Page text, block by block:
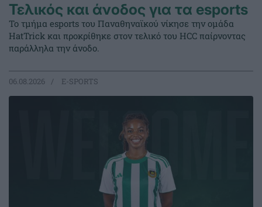
Τελικός και άνοδος για τα esports
Το τμήμα esports του Παναθηναϊκού νίκησε την ομάδα
HatTrick και προκρίθηκε στον τελικό του HCC παίρνοντας
παράλληλα την άνοδο.
06.08.2026 E-SPORTS